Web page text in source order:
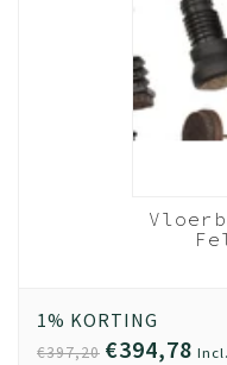
1% KORTING
€397,20 €394,78